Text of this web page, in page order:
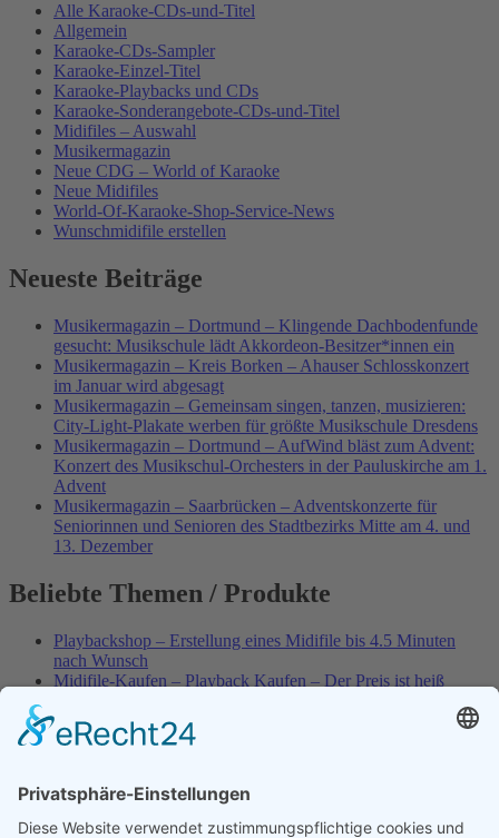
Alle Karaoke-CDs-und-Titel
Allgemein
Karaoke-CDs-Sampler
Karaoke-Einzel-Titel
Karaoke-Playbacks und CDs
Karaoke-Sonderangebote-CDs-und-Titel
Midifiles – Auswahl
Musikermagazin
Neue CDG – World of Karaoke
Neue Midifiles
World-Of-Karaoke-Shop-Service-News
Wunschmidifile erstellen
Neueste Beiträge
Musikermagazin – Dortmund – Klingende Dachbodenfunde
gesucht: Musikschule lädt Akkordeon-Besitzer*innen ein
Musikermagazin – Kreis Borken – Ahauser Schlosskonzert
im Januar wird abgesagt
Musikermagazin – Gemeinsam singen, tanzen, musizieren:
City-Light-Plakate werben für größte Musikschule Dresdens
Musikermagazin – Dortmund – AufWind bläst zum Advent:
Konzert des Musikschul-Orchesters in der Pauluskirche am 1.
Advent
Musikermagazin – Saarbrücken – Adventskonzerte für
Seniorinnen und Senioren des Stadtbezirks Mitte am 4. und
13. Dezember
Beliebte Themen / Produkte
Playbackshop – Erstellung eines Midifile bis 4.5 Minuten
nach Wunsch
Midifile-Kaufen – Playback Kaufen – Der Preis ist heiß
Best of Karaoke – Roy Black – Playbacks – Absolute Rarität
World-of-Karaoke – Midifiles kaufen – Ich baue Dein
Playbackshop – Erstellung eines Wunschmidifile bis 3.5
Minuten